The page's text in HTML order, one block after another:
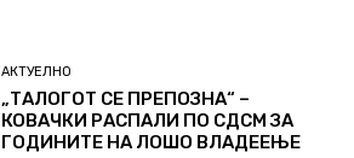
АКТУЕЛНО
„ТАЛОГОТ СЕ ПРЕПОЗНА“ –
КОВАЧКИ РАСПАЛИ ПО СДСМ ЗА
ГОДИНИТЕ НА ЛОШО ВЛАДЕЕЊЕ